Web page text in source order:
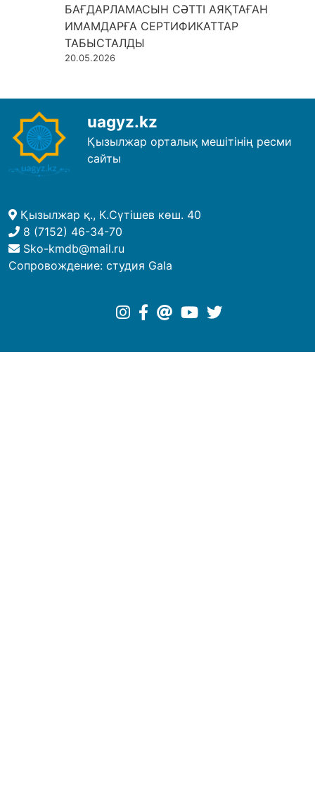
БАҒДАРЛАМАСЫН СӘТТІ АЯҚТАҒАН
ИМАМДАРҒА СЕРТИФИКАТТАР
ТАБЫСТАЛДЫ
20.05.2026
uagyz.kz
Қызылжар орталық мешітінің ресми
сайты
Қызылжар қ., К.Сүтішев көш. 40
8 (7152) 46-34-70
Sko-kmdb@mail.ru
Сопровождение: студия Gala